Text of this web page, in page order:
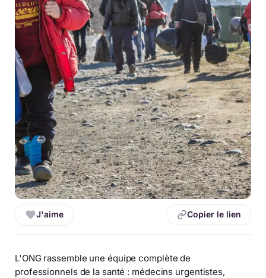
J'aime Copier le lien
L'ONG rassemble une équipe complète de
professionnels de la santé : médecins urgentistes,